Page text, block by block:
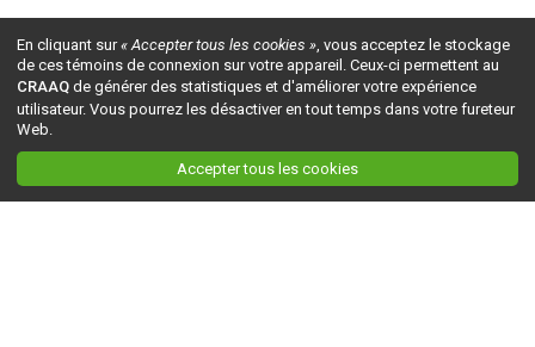
En cliquant sur« Accepter tous les cookies », vous acceptez le stockage
de ces témoins de connexion sur votre appareil. Ceux-ci permettent au
CRAAQ de générer des statistiques et d'améliorer votre expérience
utilisateur. Vous pourrez les désactiver en tout temps dans votre fureteur
Web.
Accepter tous les cookies